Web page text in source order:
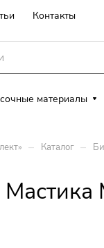
Контакты
материалы
– Каталог –